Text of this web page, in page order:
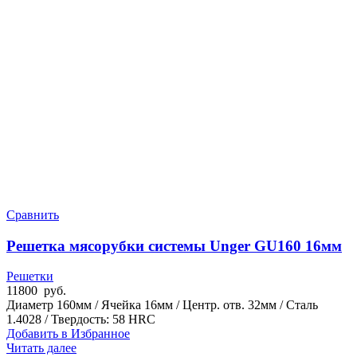
Сравнить
Решетка мясорубки системы Unger GU160 16мм
Решетки
11800 руб.
Диаметр 160мм / Ячейка 16мм / Центр. отв. 32мм / Сталь
1.4028 / Твердость: 58 HRC
Добавить в Избранное
Читать далее